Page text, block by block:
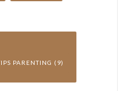
PARENTING (9)